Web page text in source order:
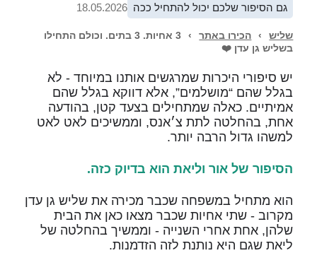
גם הסיפור שלכם יכול להתחיל ככה 18.05.2026
שליש › הכירו באתר ›
3 אחיות. 3 בתים. וכולם התחילו
בשליש גן עדן ❤️
יש סיפורי היכרות שמרגשים אותנו במיוחד - לא
בגלל שהם “מושלמים”, אלא דווקא בגלל שהם
אמיתיים. כאלה שמתחילים בצעד קטן, בהודעה
אחת, בהחלטה לתת צ׳אנס, וממשיכים לאט לאט
למשהו גדול הרבה יותר.
הסיפור של אור וליאת הוא בדיוק כזה.
הוא מתחיל במשפחה שכבר מכירה את שליש גן עדן
מקרוב - שתי אחיות שכבר מצאו כאן את הבית
שלהן, אחת אחרי השנייה - וממשיך בהחלטה של
ליאת שגם היא נותנת לזה הזדמנות.